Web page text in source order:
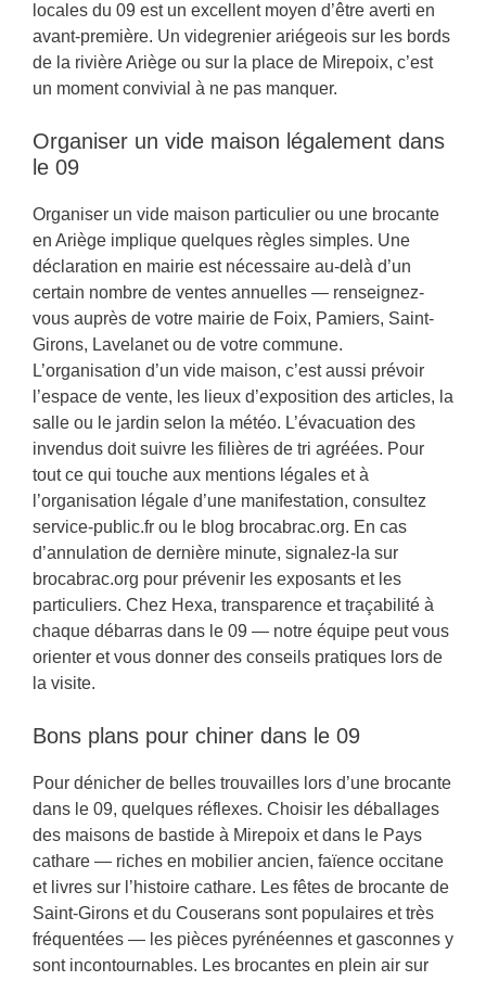
locales du 09 est un excellent moyen d’être averti en
avant-première. Un videgrenier ariégeois sur les bords
de la rivière Ariège ou sur la place de Mirepoix, c’est
un moment convivial à ne pas manquer.
Organiser un vide maison légalement dans
le 09
Organiser un vide maison particulier ou une brocante
en Ariège implique quelques règles simples. Une
déclaration en mairie est nécessaire au-delà d’un
certain nombre de ventes annuelles — renseignez-
vous auprès de votre mairie de Foix, Pamiers, Saint-
Girons, Lavelanet ou de votre commune.
L’organisation d’un vide maison, c’est aussi prévoir
l’espace de vente, les lieux d’exposition des articles, la
salle ou le jardin selon la météo. L’évacuation des
invendus doit suivre les filières de tri agréées. Pour
tout ce qui touche aux mentions légales et à
l’organisation légale d’une manifestation, consultez
service-public.fr ou le blog brocabrac.org. En cas
d’annulation de dernière minute, signalez-la sur
brocabrac.org pour prévenir les exposants et les
particuliers. Chez Hexa, transparence et traçabilité à
chaque débarras dans le 09 — notre équipe peut vous
orienter et vous donner des conseils pratiques lors de
la visite.
Bons plans pour chiner dans le 09
Pour dénicher de belles trouvailles lors d’une brocante
dans le 09, quelques réflexes. Choisir les déballages
des maisons de bastide à Mirepoix et dans le Pays
cathare — riches en mobilier ancien, faïence occitane
et livres sur l’histoire cathare. Les fêtes de brocante de
Saint-Girons et du Couserans sont populaires et très
fréquentées — les pièces pyrénéennes et gasconnes y
sont incontournables. Les brocantes en plein air sur